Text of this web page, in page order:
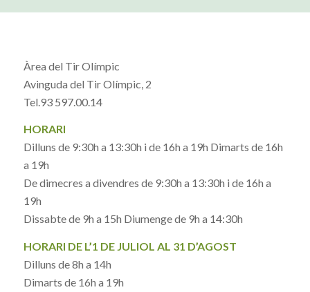
Àrea del Tir Olímpic
Avinguda del Tir Olímpic, 2
Tel.93 597.00.14
HORARI
Dilluns de 9:30h a 13:30h i de 16h a 19h Dimarts de 16h
a 19h
De dimecres a divendres de 9:30h a 13:30h i de 16h a
19h
Dissabte de 9h a 15h Diumenge de 9h a 14:30h
HORARI DE L’1 DE JULIOL AL 31 D’AGOST
Dilluns de 8h a 14h
Dimarts de 16h a 19h